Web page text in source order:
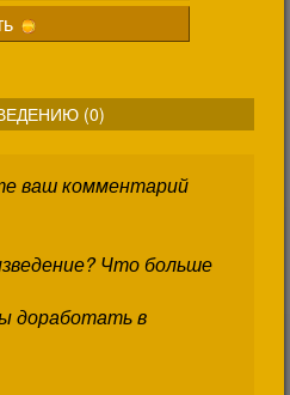
(0)
ваш комментарий
Что больше
доработать в